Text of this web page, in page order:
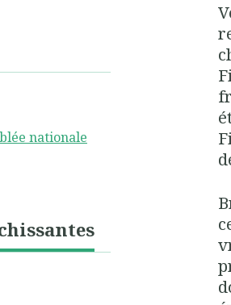
nationale